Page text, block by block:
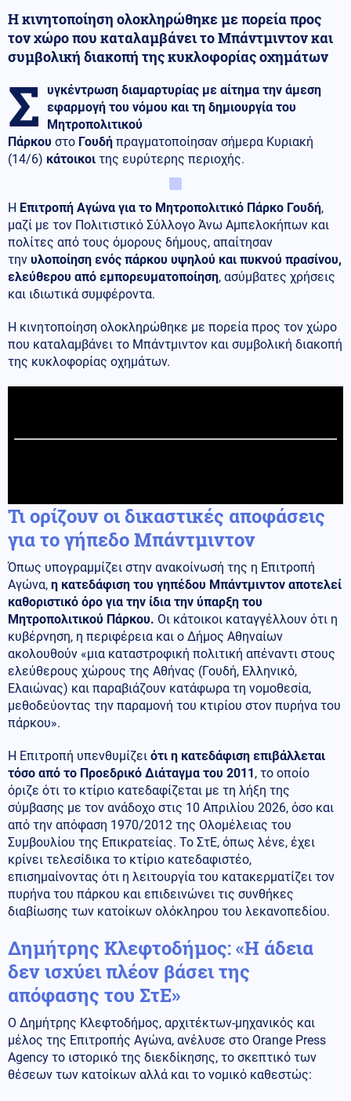
Η κινητοποίηση ολοκληρώθηκε με πορεία προς
τον χώρο που καταλαμβάνει το Μπάντμιντον και
συμβολική διακοπή της κυκλοφορίας οχημάτων
Σ υγκέντρωση διαμαρτυρίας με αίτημα την άμεση
εφαρμογή του νόμου και τη δημιουργία του
Μητροπολιτικού
Πάρκου στο Γουδή πραγματοποίησαν σήμερα Κυριακή
(14/6) κάτοικοι της ευρύτερης περιοχής.
Η Επιτροπή Αγώνα για το Μητροπολιτικό Πάρκο Γουδή,
μαζί με τον Πολιτιστικό Σύλλογο Άνω Αμπελοκήπων και
πολίτες από τους όμορους δήμους, απαίτησαν
την υλοποίηση ενός πάρκου υψηλού και πυκνού πρασίνου,
ελεύθερου από εμπορευματοποίηση, ασύμβατες χρήσεις
και ιδιωτικά συμφέροντα.
Η κινητοποίηση ολοκληρώθηκε με πορεία προς τον χώρο
που καταλαμβάνει το Μπάντμιντον και συμβολική διακοπή
της κυκλοφορίας οχημάτων.
Τι ορίζουν οι δικαστικές αποφάσεις
για το γήπεδο Μπάντμιντον
Όπως υπογραμμίζει στην ανακοίνωσή της η Επιτροπή
Αγώνα, η κατεδάφιση του γηπέδου Μπάντμιντον αποτελεί
καθοριστικό όρο για την ίδια την ύπαρξη του
Μητροπολιτικού Πάρκου. Οι κάτοικοι καταγγέλλουν ότι η
κυβέρνηση, η περιφέρεια και ο Δήμος Αθηναίων
ακολουθούν «μια καταστροφική πολιτική απέναντι στους
ελεύθερους χώρους της Αθήνας (Γουδή, Ελληνικό,
Ελαιώνας) και παραβιάζουν κατάφωρα τη νομοθεσία,
μεθοδεύοντας την παραμονή του κτιρίου στον πυρήνα του
πάρκου».
Η Επιτροπή υπενθυμίζει ότι η κατεδάφιση επιβάλλεται
τόσο από το Προεδρικό Διάταγμα του 2011, το οποίο
όριζε ότι το κτίριο κατεδαφίζεται με τη λήξη της
σύμβασης με τον ανάδοχο στις 10 Απριλίου 2026, όσο και
από την απόφαση 1970/2012 της Ολομέλειας του
Συμβουλίου της Επικρατείας. Το ΣτΕ, όπως λένε, έχει
κρίνει τελεσίδικα το κτίριο κατεδαφιστέο,
επισημαίνοντας ότι η λειτουργία του κατακερματίζει τον
πυρήνα του πάρκου και επιδεινώνει τις συνθήκες
διαβίωσης των κατοίκων ολόκληρου του λεκανοπεδίου.
Δημήτρης Κλεφτοδήμος: «Η άδεια
δεν ισχύει πλέον βάσει της
απόφασης του ΣτΕ»
Ο Δημήτρης Κλεφτοδήμος, αρχιτέκτων-μηχανικός και
μέλος της Επιτροπής Αγώνα, ανέλυσε στο Orange Press
Agency το ιστορικό της διεκδίκησης, το σκεπτικό των
θέσεων των κατοίκων αλλά και το νομικό καθεστώς: